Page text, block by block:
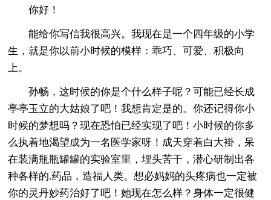
你好！
能给你写信我很高兴。我现在是一个四年级的小学
生，就是你以前小时候的模样：乖巧、可爱、积极向
上。
孙畅，这时候的你是个什么样子呢？可能已经长成
亭亭玉立的大姑娘了吧！我想肯定是的。你还记得你小
时候的梦想吗？现在恐怕已经实现了吧！小时候的你多
么执着地渴望成为一名医学家呀！成天穿着白大褂，呆
在装满瓶瓶罐罐的实验室里，埋头苦干，潜心研制出各
种各样的.药品，造福人类。想必妈妈的头疼病也一定被
你的灵丹妙药治好了吧！她现在怎么样？身体一定很健